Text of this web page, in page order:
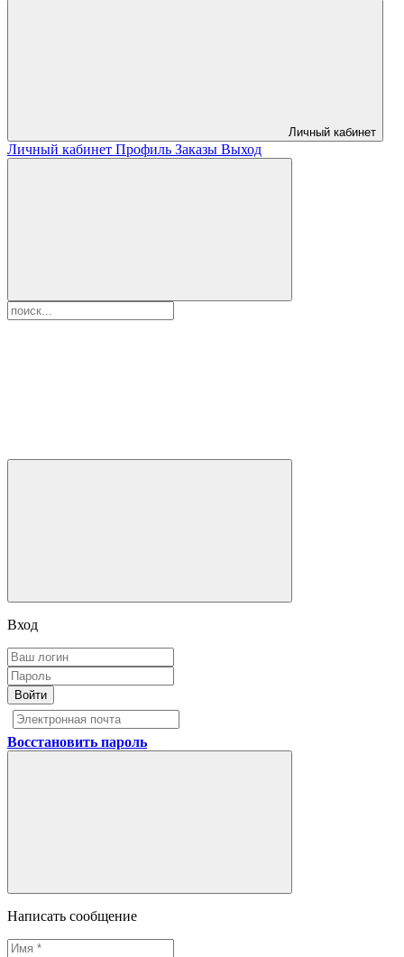
Личный кабинет
Личный кабинет Профиль Заказы Выход
Вход
Войти
Восстановить пароль
Написать сообщение